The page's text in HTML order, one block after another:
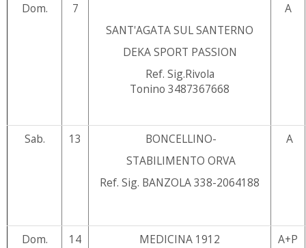
Dom.
7
SANT'AGATA SUL SANTERNO
DEKA SPORT PASSION
Ref. Sig.Rivola
Tonino 3487367668
A
Sab. 13
BONCELLINO-
STABILIMENTO ORVA
Ref. Sig. BANZOLA 338-2064188
A
Dom. 14
MEDICINA 1912
A+P